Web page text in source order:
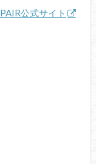
公式サイト